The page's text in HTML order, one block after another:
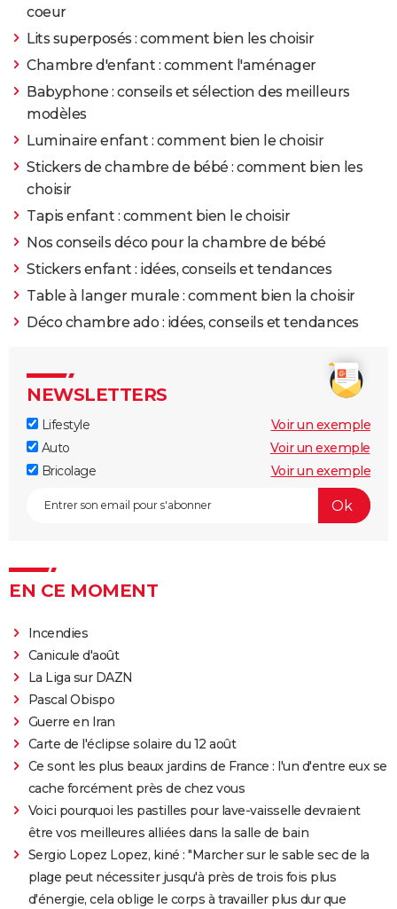
coeur
Lits superposés : comment bien les choisir
Chambre d'enfant : comment l'aménager
Babyphone : conseils et sélection des meilleurs
modèles
Luminaire enfant : comment bien le choisir
Stickers de chambre de bébé : comment bien les
choisir
Tapis enfant : comment bien le choisir
Nos conseils déco pour la chambre de bébé
Stickers enfant : idées, conseils et tendances
Table à langer murale : comment bien la choisir
Déco chambre ado : idées, conseils et tendances
NEWSLETTERS
Lifestyle
Voir un exemple
Auto
Voir un exemple
Bricolage
Voir un exemple
EN CE MOMENT
Incendies
Canicule d'août
La Liga sur DAZN
Pascal Obispo
Guerre en Iran
Carte de l'éclipse solaire du 12 août
Ce sont les plus beaux jardins de France : l'un d'entre eux se
cache forcément près de chez vous
Voici pourquoi les pastilles pour lave-vaisselle devraient
être vos meilleures alliées dans la salle de bain
Sergio Lopez Lopez, kiné : "Marcher sur le sable sec de la
plage peut nécessiter jusqu'à près de trois fois plus
d'énergie, cela oblige le corps à travailler plus dur que